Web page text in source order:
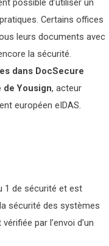
possible d’utiliser un
Certains offices
leurs documents avec
la sécurité.
dans DocSecure
de Yousign, acteur
européen eIDAS.
1 de sécurité et est
sécurité des systèmes
par l’envoi d’un